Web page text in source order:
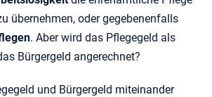
übernehmen, oder gegebenenfalls
. Aber wird das Pflegegeld als
Bürgergeld angerechnet?
und Bürgergeld miteinander